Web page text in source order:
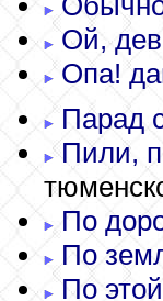
Ой,
Опа!
Парад
Пили,
По
По
По